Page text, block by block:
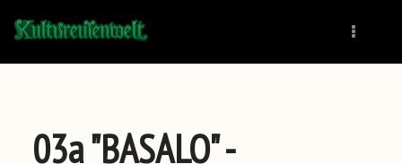
03a "BASALO" -